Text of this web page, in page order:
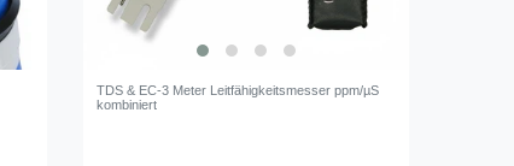
TDS & EC-3 Meter Leitfähigkeitsmesser ppm/µS
kombiniert